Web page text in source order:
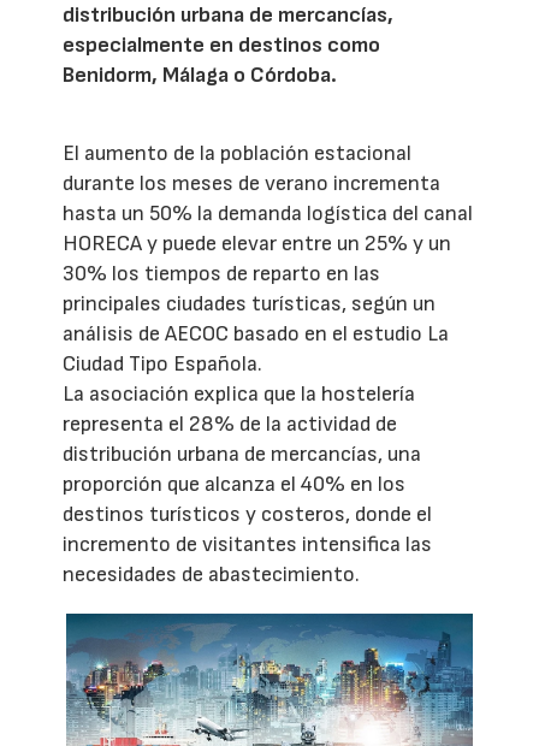
distribución urbana de mercancías,
especialmente en destinos como
Benidorm, Málaga o Córdoba.
El aumento de la población estacional
durante los meses de verano incrementa
hasta un 50% la demanda logística del canal
HORECA y puede elevar entre un 25% y un
30% los tiempos de reparto en las
principales ciudades turísticas, según un
análisis de AECOC basado en el estudio La
Ciudad Tipo Española.
La asociación explica que la hostelería
representa el 28% de la actividad de
distribución urbana de mercancías, una
proporción que alcanza el 40% en los
destinos turísticos y costeros, donde el
incremento de visitantes intensifica las
necesidades de abastecimiento.